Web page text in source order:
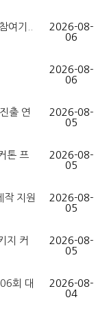
여기..
2026-08-
06
2026-08-
06
출 연
2026-08-
05
톤 프
2026-08-
05
작 지원
2026-08-
05
지 커
2026-08-
05
회 대
2026-08-
04